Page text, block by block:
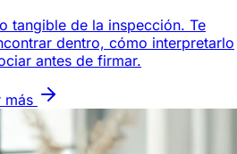
tangible de la inspección. Te
dentro, cómo interpretarlo
antes de firmar.
más